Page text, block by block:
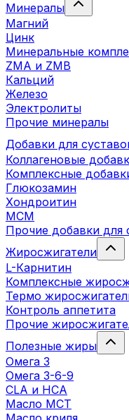
Минералы
Магний
Цинк
Минеральные
ZMA и ZMB
Кальций
Железо
Электролиты
Прочие минералы
Добавки для
Коллагеновые
Комплексные
Глюкозамин
Хондроитин
MCM
Прочие добавки для
Жиросжигатели
L-Карнитин
Комплексные
Термо
Контроль аппетита
Прочие
Полезные жиры
Омега 3
Омега 3-6-9
CLA и HCA
Масло МСТ